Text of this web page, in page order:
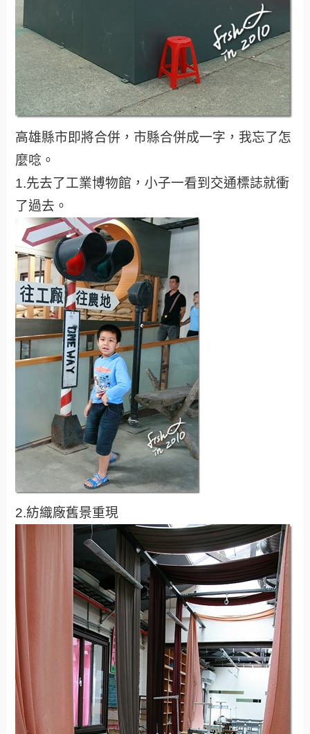
高雄縣市即將合併，市縣合併成一字，我忘了怎
麼唸。
1.先去了工業博物館，小子一看到交通標誌就衝
了過去。
2.紡織廠舊景重現